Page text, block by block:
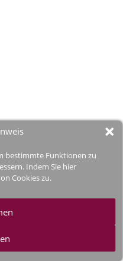
bestimmte Funktionen zu
Indem Sie hier
Cookies zu.